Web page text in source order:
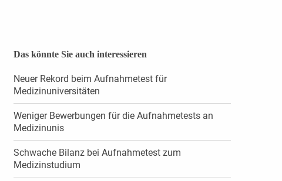
Das könnte Sie auch interessieren
Neuer Rekord beim Aufnahmetest für
Medizinuniversitäten
Weniger Bewerbungen für die Aufnahmetests an
Medizinunis
Schwache Bilanz bei Aufnahmetest zum
Medizinstudium